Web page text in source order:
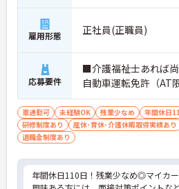
雇用形態 正社員(正職員)
応募要件
■介護福祉士あれば
自動車運転免許（AT
車通勤可 未経験OK 残業少なめ 年間休日
研修制度あり
産休･育休･介護休暇取得実績あり
退職金制度あり
年間休日110日！残業少なめ◎マイカ